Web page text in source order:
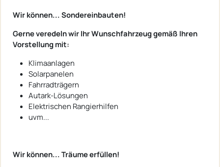
Wir können... Sondereinbauten!
Gerne veredeln wir Ihr Wunschfahrzeug gemäß Ihren
Vorstellung mit:
Klimaanlagen
Solarpanelen
Fahrradträgern
Autark-Lösungen
Elektrischen Rangierhilfen
uvm...
Wir können... Träume erfüllen!